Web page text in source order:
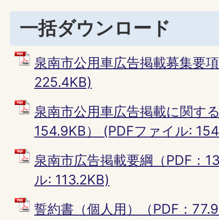
一括ダウンロード
泉南市公用車広告掲載募集要
225.4KB)
泉南市公用車広告掲載に関す
154.9KB） (PDFファイル:
泉南市広告掲載要綱（PDF：
ル: 113.2KB)
誓約書（個人用）（PDF：